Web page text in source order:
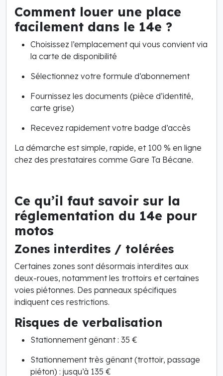
Comment louer une place
facilement dans le 14e ?
Choisissez l’emplacement qui vous convient via
la carte de disponibilité
Sélectionnez votre formule d’abonnement
Fournissez les documents (pièce d’identité,
carte grise)
Recevez rapidement votre badge d’accès
La démarche est simple, rapide, et 100 % en ligne
chez des prestataires comme Gare Ta Bécane.
Ce qu’il faut savoir sur la
réglementation du 14e pour
motos
Zones interdites / tolérées
Certaines zones sont désormais interdites aux
deux-roues, notamment les trottoirs et certaines
voies piétonnes. Des panneaux spécifiques
indiquent ces restrictions.
Risques de verbalisation
Stationnement gênant : 35 €
Stationnement très gênant (trottoir, passage
piéton) : jusqu’à 135 €